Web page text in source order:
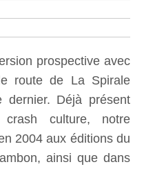
prospective avec
route de La Spirale
Déjà présent
culture, notre
2004 aux éditions du
ainsi que dans